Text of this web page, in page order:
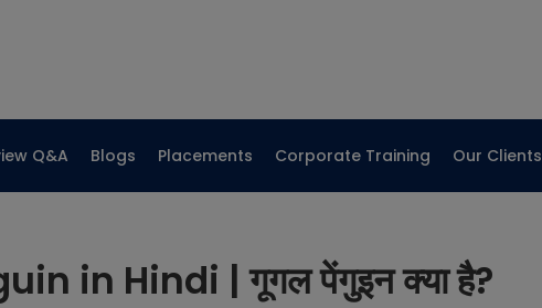
Q&A Blogs Placements Corporate Training Our Clients
in Hindi | गूगल पेंगुइन क्या है?